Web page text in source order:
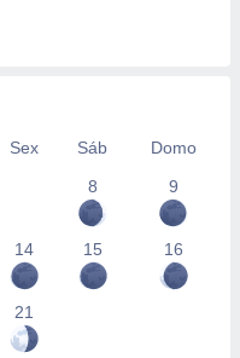
Sex Sáb
Domo
8
9
14 15 16
21